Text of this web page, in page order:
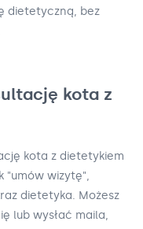
dietetyczną, bez
kota z
kota z dietetykiem
"umów wizytę",
dietetyka. Możesz
lub wysłać maila,